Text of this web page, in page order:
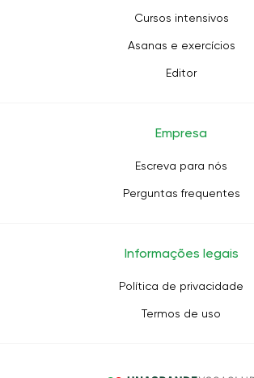
Cursos intensivos
Asanas e exercícios
Editor
Empresa
Escreva para nós
Perguntas frequentes
Informações legais
Política de privacidade
Termos de uso